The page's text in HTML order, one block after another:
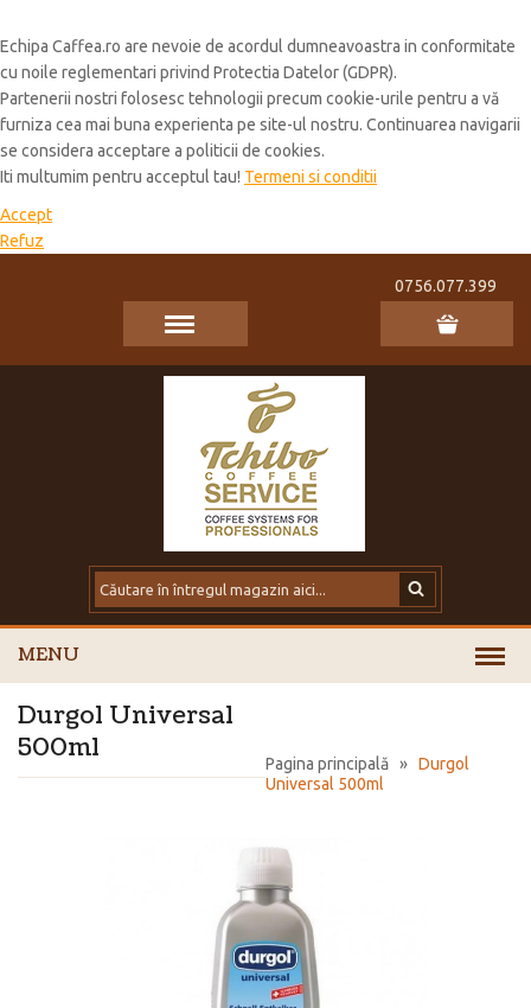
Echipa Caffea.ro are nevoie de acordul dumneavoastra in conformitate
cu noile reglementari privind Protectia Datelor (GDPR).
Partenerii nostri folosesc tehnologii precum cookie-urile pentru a vă
furniza cea mai buna experienta pe site-ul nostru. Continuarea navigarii
se considera acceptare a politicii de cookies.
Iti multumim pentru acceptul tau! Termeni si conditii
Accept
Refuz
0756.077.399
MENU
Pagina principală » Durgol
Universal 500ml
Durgol Universal
500ml